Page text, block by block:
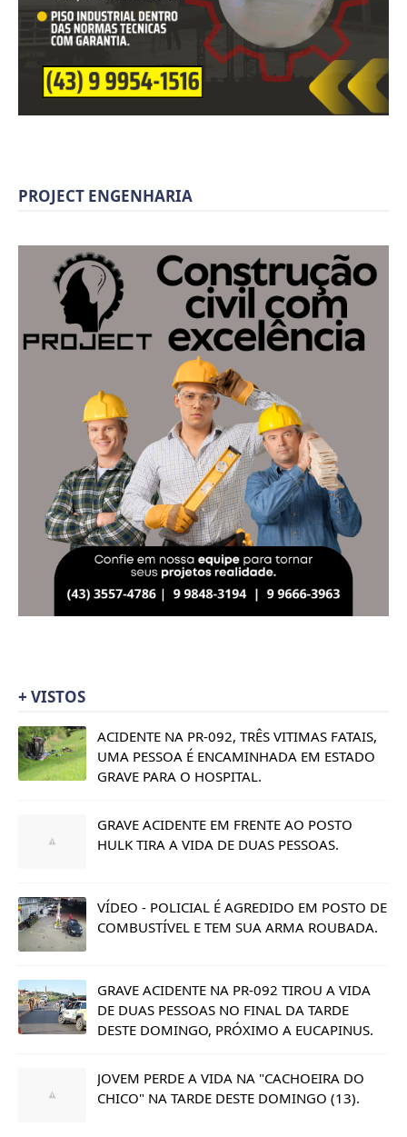
PROJECT ENGENHARIA
+ VISTOS
ACIDENTE NA PR-092, TRÊS VITIMAS FATAIS,
UMA PESSOA É ENCAMINHADA EM ESTADO
GRAVE PARA O HOSPITAL.
GRAVE ACIDENTE EM FRENTE AO POSTO
HULK TIRA A VIDA DE DUAS PESSOAS.
VÍDEO - POLICIAL É AGREDIDO EM POSTO DE
COMBUSTÍVEL E TEM SUA ARMA ROUBADA.
GRAVE ACIDENTE NA PR-092 TIROU A VIDA
DE DUAS PESSOAS NO FINAL DA TARDE
DESTE DOMINGO, PRÓXIMO A EUCAPINUS.
JOVEM PERDE A VIDA NA "CACHOEIRA DO
CHICO" NA TARDE DESTE DOMINGO (13).